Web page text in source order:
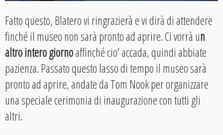
Fatto questo, Blatero vi ringrazierà e vi dirà di attendere
finché il museo non sarà pronto ad aprire. Ci vorrà un
altro intero giornoaffinché cio’ accada, quindi abbiate
pazienza. Passato questo lasso di tempo il museo sarà
pronto ad aprire, andate da Tom Nook per organizzare
una speciale cerimonia di inaugurazione con tutti gli
altri.